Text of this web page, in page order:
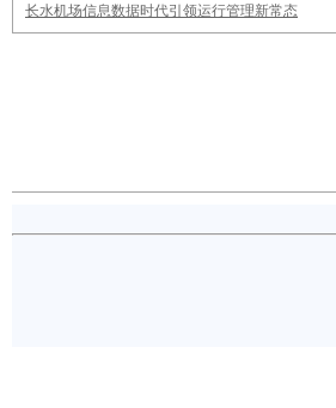
长水机场信息数据时代引领运行管理新常态